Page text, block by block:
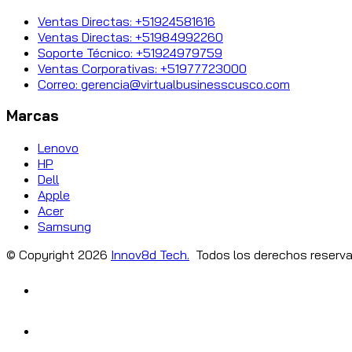
Ventas Directas: +51924581616
Ventas Directas: +51984992260
Soporte Técnico: +51924979759
Ventas Corporativas: +51977723000
Correo: gerencia@virtualbusinesscusco.com
Marcas
Lenovo
HP
Dell
Apple
Acer
Samsung
© Copyright 2026 Innov8d Tech. Todos los derechos